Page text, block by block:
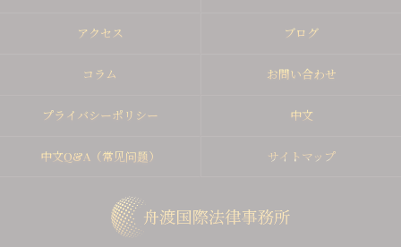
アクセス ブログ
コラム お問い合わせ
プライバシーポリシー 中文
中文Q&A（常见问题） サイトマップ